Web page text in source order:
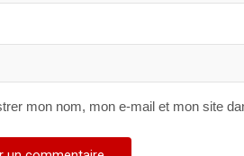
mon nom, mon e-mail et mon site